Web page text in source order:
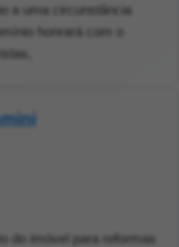
a uma circunstância
honrará com o
do imóvel para reformas